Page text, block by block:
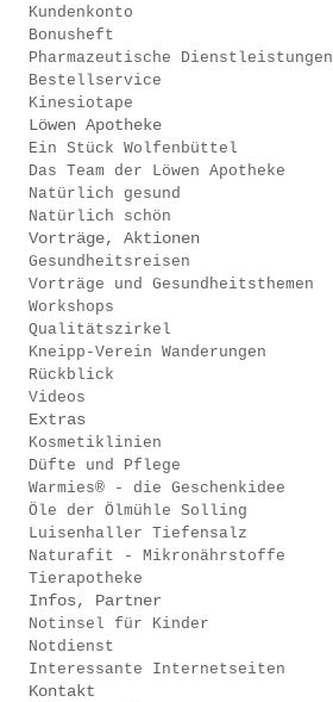
Kundenkonto
Bonusheft
Pharmazeutische Dienstleistungen
Bestellservice
Kinesiotape
Löwen Apotheke
Ein Stück Wolfenbüttel
Das Team der Löwen Apotheke
Natürlich gesund
Natürlich schön
Vorträge, Aktionen
Gesundheitsreisen
Vorträge und Gesundheitsthemen
Workshops
Qualitätszirkel
Kneipp-Verein Wanderungen
Rückblick
Videos
Extras
Kosmetiklinien
Düfte und Pflege
Warmies® - die Geschenkidee
Öle der Ölmühle Solling
Luisenhaller Tiefensalz
Naturafit - Mikronährstoffe
Tierapotheke
Infos, Partner
Notinsel für Kinder
Notdienst
Interessante Internetseiten
Kontakt